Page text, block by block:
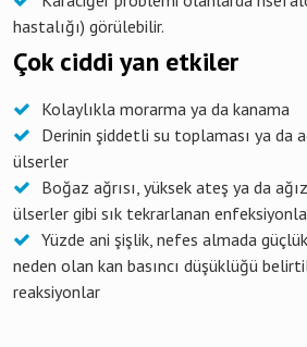
hastalığı) görülebilir.
Çok ciddi yan etkiler
Kolaylıkla morarma ya da kanama
Derinin şiddetli su toplaması ya da
ülserler
Boğaz ağrısı, yüksek ateş ya da
ülserler gibi sık tekrarlanan
Yüzde ani şişlik, nefes almada
neden olan kan basıncı düşüklüğü
reaksiyonlar